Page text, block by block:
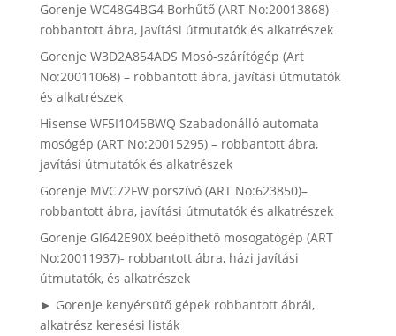
Gorenje WC48G4BG4 Borhűtő (ART No:20013868) –
robbantott ábra, javítási útmutatók és alkatrészek
Gorenje W3D2A854ADS Mosó-szárítógép (Art
No:20011068) – robbantott ábra, javítási útmutatók
és alkatrészek
Hisense WF5I1045BWQ Szabadonálló automata
mosógép (ART No:20015295) – robbantott ábra,
javítási útmutatók és alkatrészek
Gorenje MVC72FW porszívó (ART No:623850)–
robbantott ábra, javítási útmutatók és alkatrészek
Gorenje GI642E90X beépíthető mosogatógép (ART
No:20011937)- robbantott ábra, házi javítási
útmutatók, és alkatrészek
► Gorenje kenyérsütő gépek robbantott ábrái,
alkatrész keresési listák